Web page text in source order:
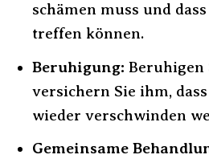
schämen muss und
treffen können.
Beruhigung: Beruhigen
versichern Sie ihm,
wieder verschwinden
Gemeinsame